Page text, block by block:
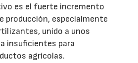
es el fuerte incremento
producción, especialmente
unido a unos
insuficientes para
agrícolas.